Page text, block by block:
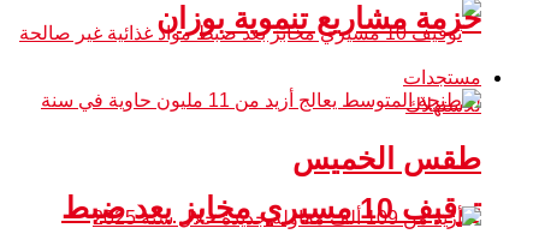
توقيف 10 مسيري مخابز بعد ضبط
حزمة مشاريع تنموية بوزان
مستجدات
طقس الخميس